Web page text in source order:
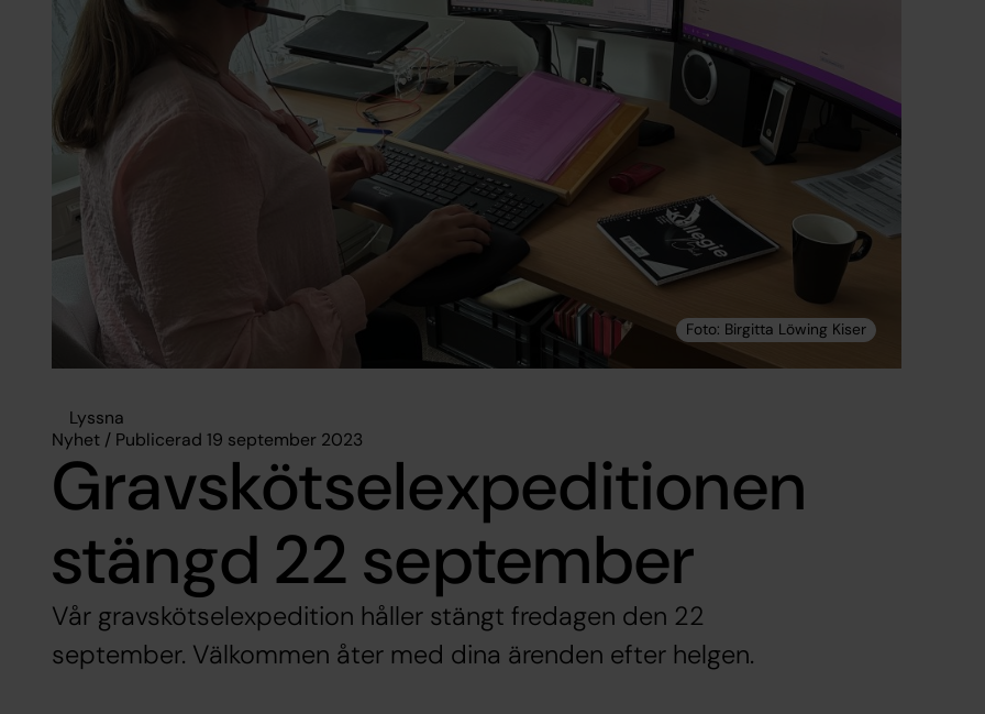
Lyssna
Nyhet / Publicerad 19 september 2023
Gravskötselexpeditionen
stängd 22 september
Vår gravskötselexpedition håller stängt fredagen den 22
september. Välkommen åter med dina ärenden efter helgen.